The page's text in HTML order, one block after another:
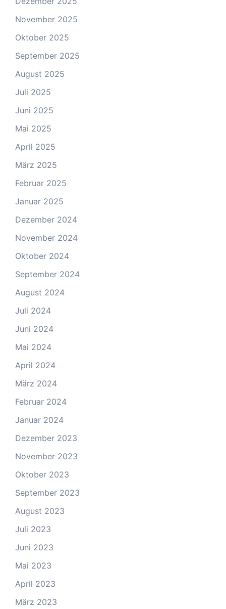
November 2025
Oktober 2025
September 2025
August 2025
Juli 2025
Juni 2025
Mai 2025
April 2025
März 2025
Februar 2025
Januar 2025
Dezember 2024
November 2024
Oktober 2024
September 2024
August 2024
Juli 2024
Juni 2024
Mai 2024
April 2024
März 2024
Februar 2024
Januar 2024
Dezember 2023
November 2023
Oktober 2023
September 2023
August 2023
Juli 2023
Juni 2023
Mai 2023
April 2023
März 2023